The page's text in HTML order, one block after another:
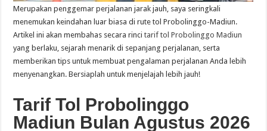
Merupakan penggemar perjalanan jarak jauh, saya seringkali
menemukan keindahan luar biasa di rute tol Probolinggo-Madiun.
Artikel ini akan membahas secara rincitarif tol Probolinggo Madiun
yang berlaku, sejarah menarik di sepanjang perjalanan, serta
memberikan tips untuk membuat pengalaman perjalanan Anda lebih
menyenangkan. Bersiaplah untuk menjelajah lebih jauh!
Tarif Tol Probolinggo
Madiun Bulan Agustus 2026